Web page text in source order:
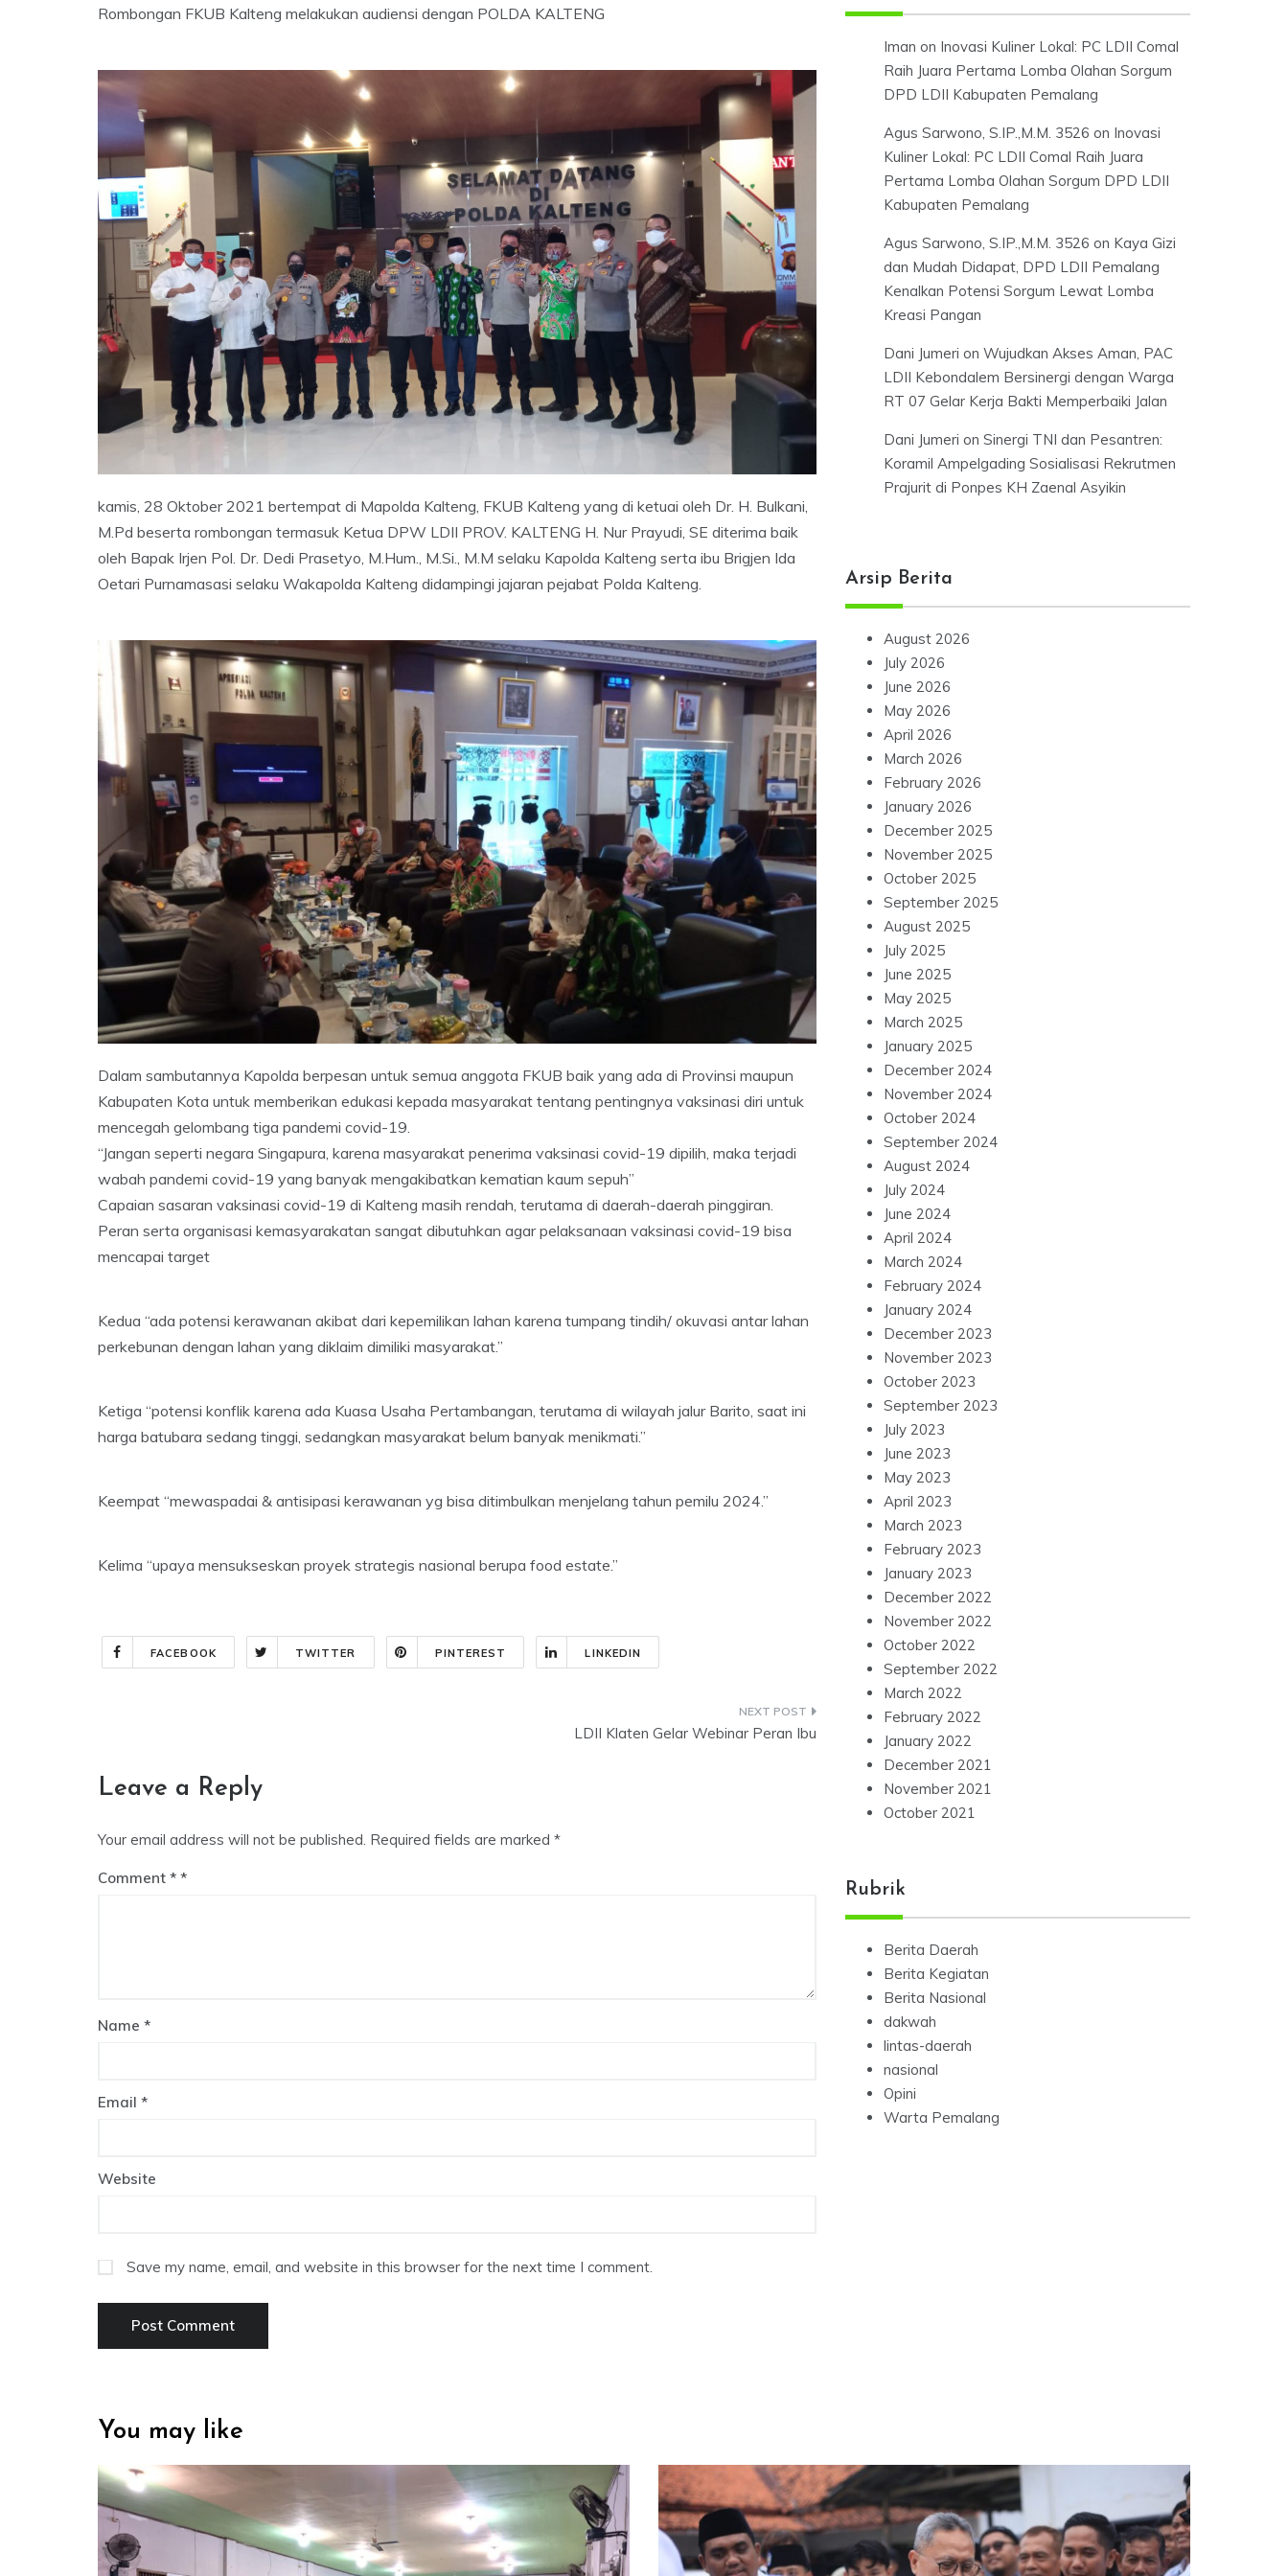
Rombongan FKUB Kalteng melakukan audiensi dengan POLDA KALTENG
kamis, 28 Oktober 2021 bertempat di Mapolda Kalteng, FKUB Kalteng yang di ketuai oleh Dr. H. Bulkani,
M.Pd beserta rombongan termasuk Ketua DPW LDII PROV. KALTENG H. Nur Prayudi, SE diterima baik
oleh Bapak Irjen Pol. Dr. Dedi Prasetyo, M.Hum., M.Si., M.M selaku Kapolda Kalteng serta ibu Brigjen Ida
Oetari Purnamasasi selaku Wakapolda Kalteng didampingi jajaran pejabat Polda Kalteng.
Dalam sambutannya Kapolda berpesan untuk semua anggota FKUB baik yang ada di Provinsi maupun
Kabupaten Kota untuk memberikan edukasi kepada masyarakat tentang pentingnya vaksinasi diri untuk
mencegah gelombang tiga pandemi covid-19.
“Jangan seperti negara Singapura, karena masyarakat penerima vaksinasi covid-19 dipilih, maka terjadi
wabah pandemi covid-19 yang banyak mengakibatkan kematian kaum sepuh”
Capaian sasaran vaksinasi covid-19 di Kalteng masih rendah, terutama di daerah-daerah pinggiran.
Peran serta organisasi kemasyarakatan sangat dibutuhkan agar pelaksanaan vaksinasi covid-19 bisa
mencapai target
Kedua “ada potensi kerawanan akibat dari kepemilikan lahan karena tumpang tindih/ okuvasi antar lahan
perkebunan dengan lahan yang diklaim dimiliki masyarakat.”
Ketiga “potensi konflik karena ada Kuasa Usaha Pertambangan, terutama di wilayah jalur Barito, saat ini
harga batubara sedang tinggi, sedangkan masyarakat belum banyak menikmati.”
Keempat “mewaspadai & antisipasi kerawanan yg bisa ditimbulkan menjelang tahun pemilu 2024.”
Kelima “upaya mensukseskan proyek strategis nasional berupa food estate.”
FACEBOOK TWITTER PINTEREST LINKEDIN
LDII Klaten Gelar Webinar Peran Ibu
Leave a Reply
Your email address will not be published. Required fields are marked *
Comment *
Name *
Email *
Website
Save my name, email, and website in this browser for the next time I comment.
Iman on Inovasi Kuliner Lokal: PC LDII Comal
Raih Juara Pertama Lomba Olahan Sorgum
DPD LDII Kabupaten Pemalang
Agus Sarwono, S.IP.,M.M. 3526 on Inovasi
Kuliner Lokal: PC LDII Comal Raih Juara
Pertama Lomba Olahan Sorgum DPD LDII
Kabupaten Pemalang
Agus Sarwono, S.IP.,M.M. 3526 on Kaya Gizi
dan Mudah Didapat, DPD LDII Pemalang
Kenalkan Potensi Sorgum Lewat Lomba
Kreasi Pangan
Dani Jumeri on Wujudkan Akses Aman, PAC
LDII Kebondalem Bersinergi dengan Warga
RT 07 Gelar Kerja Bakti Memperbaiki Jalan
Dani Jumeri on Sinergi TNI dan Pesantren:
Koramil Ampelgading Sosialisasi Rekrutmen
Prajurit di Ponpes KH Zaenal Asyikin
Arsip Berita
August 2026
July 2026
June 2026
May 2026
April 2026
March 2026
February 2026
January 2026
December 2025
November 2025
October 2025
September 2025
August 2025
July 2025
June 2025
May 2025
March 2025
January 2025
December 2024
November 2024
October 2024
September 2024
August 2024
July 2024
June 2024
April 2024
March 2024
February 2024
January 2024
December 2023
November 2023
October 2023
September 2023
July 2023
June 2023
May 2023
April 2023
March 2023
February 2023
January 2023
December 2022
November 2022
October 2022
September 2022
March 2022
February 2022
January 2022
December 2021
November 2021
October 2021
Rubrik
Berita Daerah
Berita Kegiatan
Berita Nasional
dakwah
lintas-daerah
nasional
Opini
Warta Pemalang
You may like